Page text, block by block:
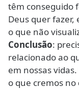
têm conseguido
Deus quer fazer,
o que não
Conclusão:
relacionado ao
em nossas
o que cremos